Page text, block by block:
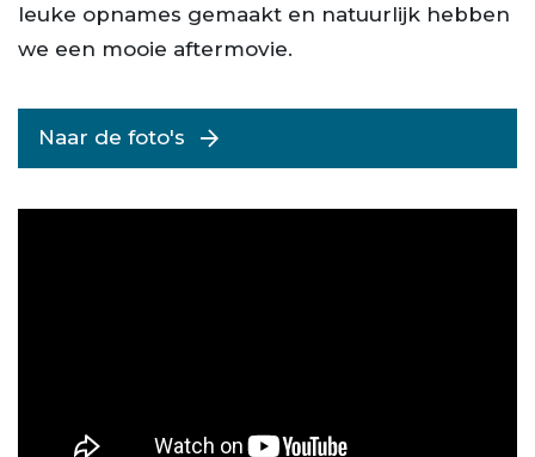
leuke opnames gemaakt en natuurlijk hebben
we een mooie aftermovie.
Naar de foto's